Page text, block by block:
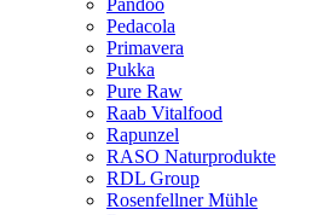
Pandoo
Pedacola
Primavera
Pukka
Pure Raw
Raab Vitalfood
Rapunzel
RASO Naturprodukte
RDL Group
Rosenfellner Mühle